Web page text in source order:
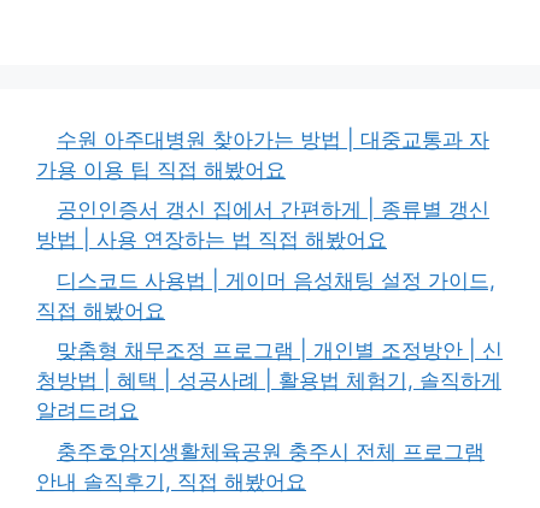
수원 아주대병원 찾아가는 방법 | 대중교통과 자
가용 이용 팁 직접 해봤어요
공인인증서 갱신 집에서 간편하게 | 종류별 갱신
방법 | 사용 연장하는 법 직접 해봤어요
디스코드 사용법 | 게이머 음성채팅 설정 가이드,
직접 해봤어요
맞춤형 채무조정 프로그램 | 개인별 조정방안 | 신
청방법 | 혜택 | 성공사례 | 활용법 체험기, 솔직하게
알려드려요
충주호암지생활체육공원 충주시 전체 프로그램
안내 솔직후기, 직접 해봤어요